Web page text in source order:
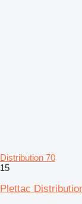
Distribution 70
15
Plettac